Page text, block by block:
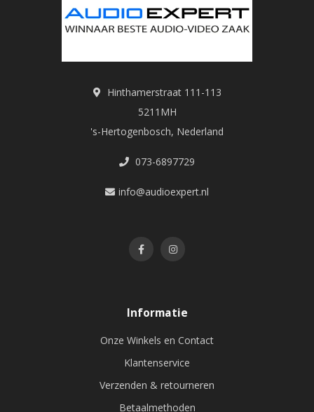
Hinthamerstraat 111-113
5211MH
's-Hertogenbosch, Nederland
073-6897729
info@audioexpert.nl
Informatie
Onze Winkels en Contact
Klantenservice
Verzenden & retourneren
Betaalmethoden